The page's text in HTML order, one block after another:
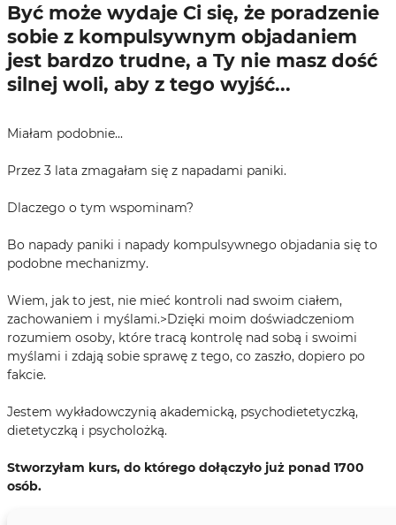
Być może wydaje Ci się, że poradzenie
sobie z kompulsywnym objadaniem
jest bardzo trudne, a Ty nie masz dość
silnej woli, aby z tego wyjść...
Miałam podobnie...
Przez 3 lata zmagałam się z napadami paniki.
Dlaczego o tym wspominam?
Bo napady paniki i napady kompulsywnego objadania się to
podobne mechanizmy.
Wiem, jak to jest, nie mieć kontroli nad swoim ciałem,
zachowaniem i myślami.>Dzięki moim doświadczeniom
rozumiem osoby, które tracą kontrolę nad sobą i swoimi
myślami i zdają sobie sprawę z tego, co zaszło, dopiero po
fakcie.
Jestem wykładowczynią akademicką, psychodietetyczką,
dietetyczką i psycholożką.
Stworzyłam kurs, do którego dołączyło już ponad 1700
osób.